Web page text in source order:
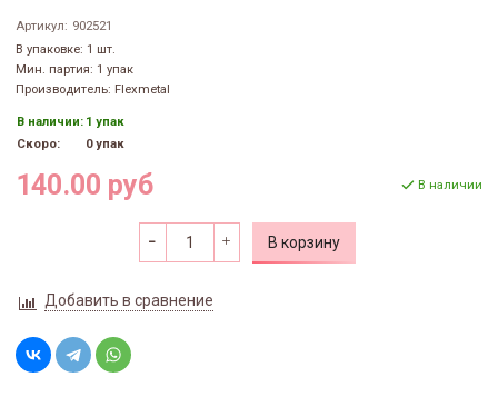
Артикул: 902521
В упаковке: 1 шт.
Мин. партия: 1 упак
Производитель: Flexmetal
В наличии: 1 упак
Скоро:
0 упак
140.00 руб В наличии
В корзину
Добавить в сравнение